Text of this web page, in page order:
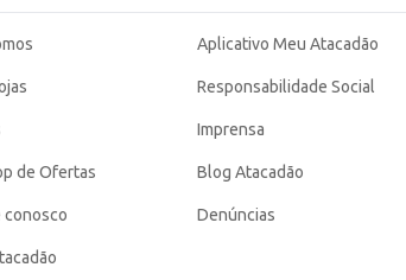
de Ofertas
conosco
Aplicativo Meu Atacadão
Responsabilidade Social
Imprensa
Blog Atacadão
Denúncias